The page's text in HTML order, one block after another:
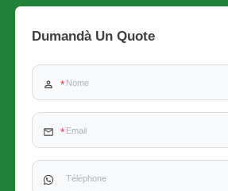
Dumandà Un Quote